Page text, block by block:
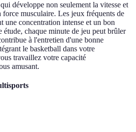
développe non seulement la vitesse et
musculaire. Les jeux fréquents de
une concentration intense et un bon
étude, chaque minute de jeu peut brûler
à l'entretien d'une bonne
le basketball dans votre
travaillez votre capacité
amusant.